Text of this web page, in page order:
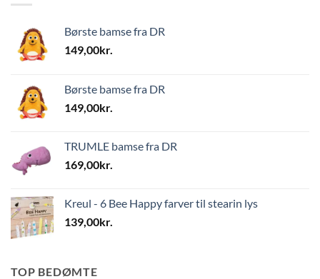
Børste bamse fra DR
149,00kr.
Børste bamse fra DR
149,00kr.
TRUMLE bamse fra DR
169,00kr.
Kreul - 6 Bee Happy farver til stearin lys
139,00kr.
TOP BEDØMTE